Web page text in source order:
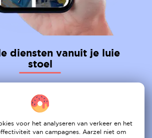
diensten vanuit je luie
stoel
Na taken
Krijg een aanbod
voor het analyseren van verkeer en het
van campagnes. Aarzel niet om